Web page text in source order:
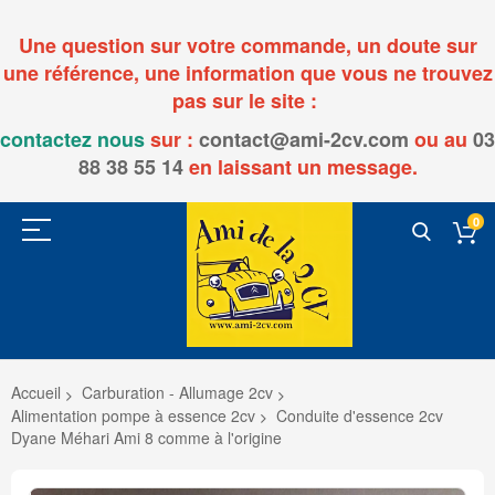
Une question sur votre commande, un doute sur
une référence, une information que vous ne trouvez
pas sur le site :
contactez noussur : contact@ami-2cv.com ou au 03
88 38 55 14en laissant un message.
0
Accueil
Carburation - Allumage 2cv
Alimentation pompe à essence 2cv
Conduite d'essence 2cv
Dyane Méhari Ami 8 comme à l'origine